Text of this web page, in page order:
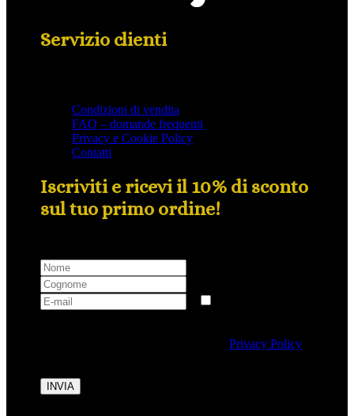
Servizio clienti
Condizioni di vendita
FAQ – domande frequenti
Privacy e Cookie Policy
Contatti
Iscriviti e ricevi il 10% di sconto
sul tuo primo ordine!
dei dati personali conformemente allaPrivacy Policy
INVIA